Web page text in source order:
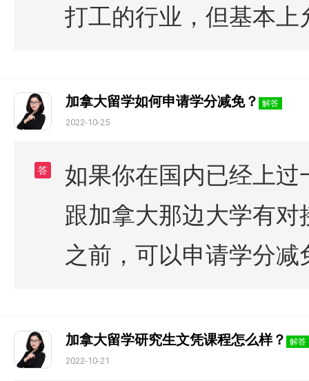
打工的行业，但基本
加拿大留学如何申请学分减免？ 解答
2022-10-25
答
如果你在国内已经上
跟加拿大那边大学有
之前，可以申请学分减
加拿大留学研究生文凭课程怎么样？ 解答
2022-10-21